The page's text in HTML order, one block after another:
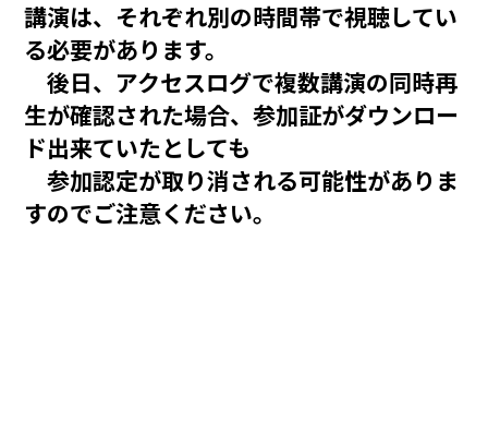
講演は、それぞれ別の時間帯で視聴してい
る必要があります。
後日、アクセスログで複数講演の同時再
生が確認された場合、参加証がダウンロー
ド出来ていたとしても
参加認定が取り消される可能性がありま
すのでご注意ください。